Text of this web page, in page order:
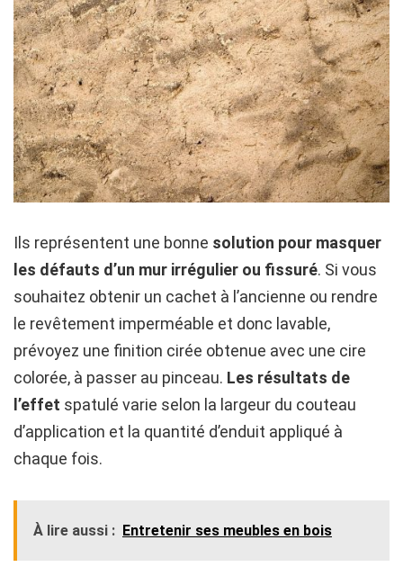
Ils représentent une bonne solution pour masquer
les défauts d’un mur irrégulier ou fissuré. Si vous
souhaitez obtenir un cachet à l’ancienne ou rendre
le revêtement imperméable et donc lavable,
prévoyez une finition cirée obtenue avec une cire
colorée, à passer au pinceau. Les résultats de
l’effet spatulé varie selon la largeur du couteau
d’application et la quantité d’enduit appliqué à
chaque fois.
À lire aussi : Entretenir ses meubles en bois